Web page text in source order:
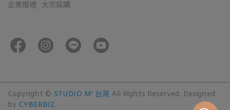
企業贈禮 大宗採購
Copyright © STUDIO M' 台灣 All Rights Reserved. Designed
by CYBERBIZ.